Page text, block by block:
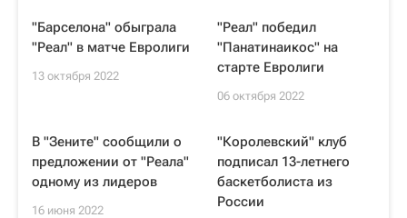
"Барселона" обыграла
"Реал" в матче Евролиги
13 октября 2022
"Реал" победил
"Панатинаикос" на
старте Евролиги
06 октября 2022
В "Зените" сообщили о
предложении от "Реала"
одному из лидеров
16 июня 2022
"Королевский" клуб
подписал 13-летнего
баскетболиста из
России